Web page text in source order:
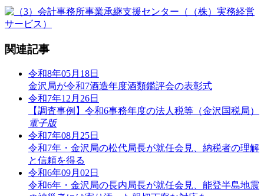
関連記事
令和8年05月18日
金沢局が令和7酒造年度酒類鑑評会の表彰式
令和7年12月26日
【調査事例】令和6事務年度の法人税等（金沢国税局）
電子版
令和7年08月25日
令和7年・金沢局の松代局長が就任会見、納税者の理解
と信頼を得る
令和6年09月02日
令和6年・金沢局の長内局長が就任会見、能登半島地震